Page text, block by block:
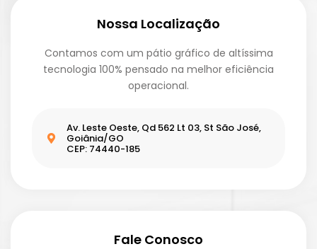
Nossa Localização
Contamos com um pátio gráfico de altíssima
tecnologia 100% pensado na melhor eficiência
operacional.
Av. Leste Oeste, Qd 562 Lt 03, St São José,
Goiânia/GO
CEP: 74440-185
Fale Conosco